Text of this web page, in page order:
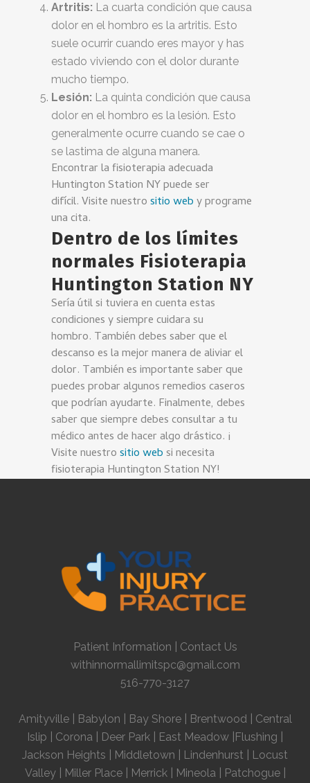
Artritis: La cuarta condición que causa
dolor en el hombro es la artritis. Esto
suele ocurrir cuando eres mayor y has
estado viviendo con el dolor durante
mucho tiempo.
Lesión: La quinta condición que causa
dolor en el hombro es la lesión. Esto
generalmente ocurre cuando se cae o
se lastima de alguna manera.
Encontrar la fisioterapia adecuada
Huntington Station NY puede ser
difícil. Visite nuestrositio weby programe
una cita.
Dentro de los límites
normales Fisioterapia
Huntington Station NY
Sería útil si tuviera en cuenta estas
condiciones y siempre cuidara su
hombro. También debes saber que el
descanso es la mejor manera de aliviar el
dolor. También es importante saber que
puedes probar algunos remedios caseros
que podrían ayudarte. Finalmente, debes
saber que siempre debes consultar a tu
médico antes de hacer algo drástico. ¡
Visite nuestrositio web si necesita
fisioterapia Huntington Station NY!
Patient Information
Contact Us
withinnormallimitspc@gmail.com
516-770-3127
Amityville| Babylon Bay Shore| Brentwood| Central
Islip
Corona Deer Park East Meadow Flushing
Jackson Heights
Middletown Lindenhurst
Locust
Valley| Miller Place| Merrick| Mineola Patchogue|